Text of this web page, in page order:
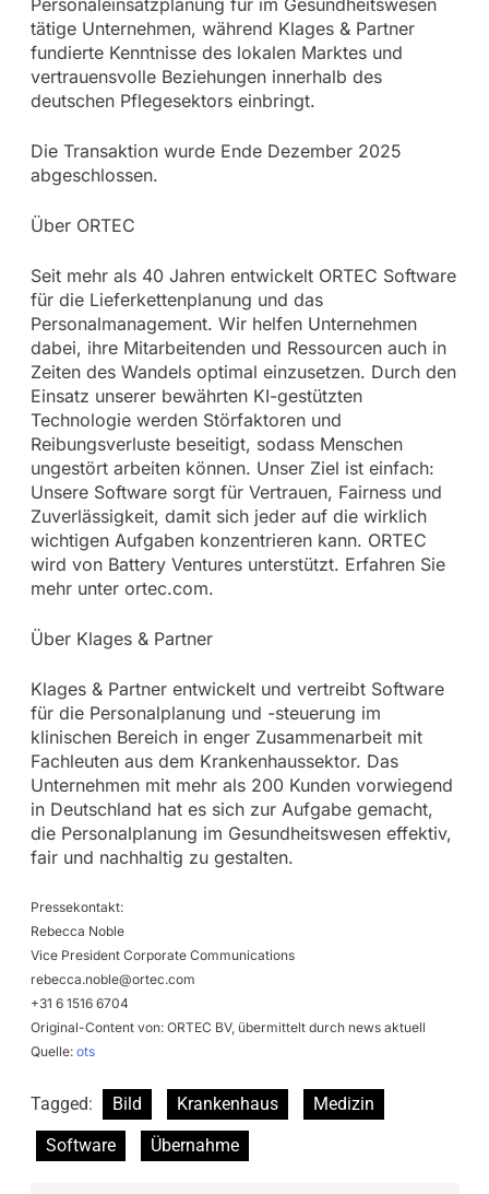
tätige Unternehmen, während Klages & Partner
fundierte Kenntnisse des lokalen Marktes und
vertrauensvolle Beziehungen innerhalb des
deutschen Pflegesektors einbringt.
Die Transaktion wurde Ende Dezember 2025
abgeschlossen.
Über ORTEC
Seit mehr als 40 Jahren entwickelt ORTEC Software
für die Lieferkettenplanung und das
Personalmanagement. Wir helfen Unternehmen
dabei, ihre Mitarbeitenden und Ressourcen auch in
Zeiten des Wandels optimal einzusetzen. Durch den
Einsatz unserer bewährten KI-gestützten
Technologie werden Störfaktoren und
Reibungsverluste beseitigt, sodass Menschen
ungestört arbeiten können. Unser Ziel ist einfach:
Unsere Software sorgt für Vertrauen, Fairness und
Zuverlässigkeit, damit sich jeder auf die wirklich
wichtigen Aufgaben konzentrieren kann. ORTEC
wird von Battery Ventures unterstützt. Erfahren Sie
mehr unter ortec.com.
Über Klages & Partner
Klages & Partner entwickelt und vertreibt Software
für die Personalplanung und -steuerung im
klinischen Bereich in enger Zusammenarbeit mit
Fachleuten aus dem Krankenhaussektor. Das
Unternehmen mit mehr als 200 Kunden vorwiegend
in Deutschland hat es sich zur Aufgabe gemacht,
die Personalplanung im Gesundheitswesen effektiv,
fair und nachhaltig zu gestalten.
Pressekontakt:
Rebecca Noble
Vice President Corporate Communications
rebecca.noble@ortec.com
+31 6 1516 6704
Original-Content von: ORTEC BV, übermittelt durch news aktuell
Quelle: ots
Tagged: Bild Krankenhaus
Medizin
Software
Übernahme